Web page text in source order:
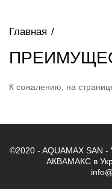
Главная
К сожалению, на
©2020 - AQUAMAX SAN
АКВАМАКС в